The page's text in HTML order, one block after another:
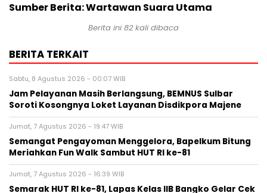
Sumber Berita: Wartawan Suara Utama
Berita ini 82 kali dibaca
BERITA TERKAIT
Sabtu, 8 Agustus 2026 - 00:07 WIB
Jam Pelayanan Masih Berlangsung, BEMNUS Sulbar
Soroti Kosongnya Loket Layanan Disdikpora Majene
Jumat, 7 Agustus 2026 - 19:47 WIB
Semangat Pengayoman Menggelora, Bapelkum Bitung
Meriahkan Fun Walk Sambut HUT RI ke-81
Jumat, 7 Agustus 2026 - 16:39 WIB
Semarak HUT RI ke-81, Lapas Kelas IIB Bangko Gelar Cek